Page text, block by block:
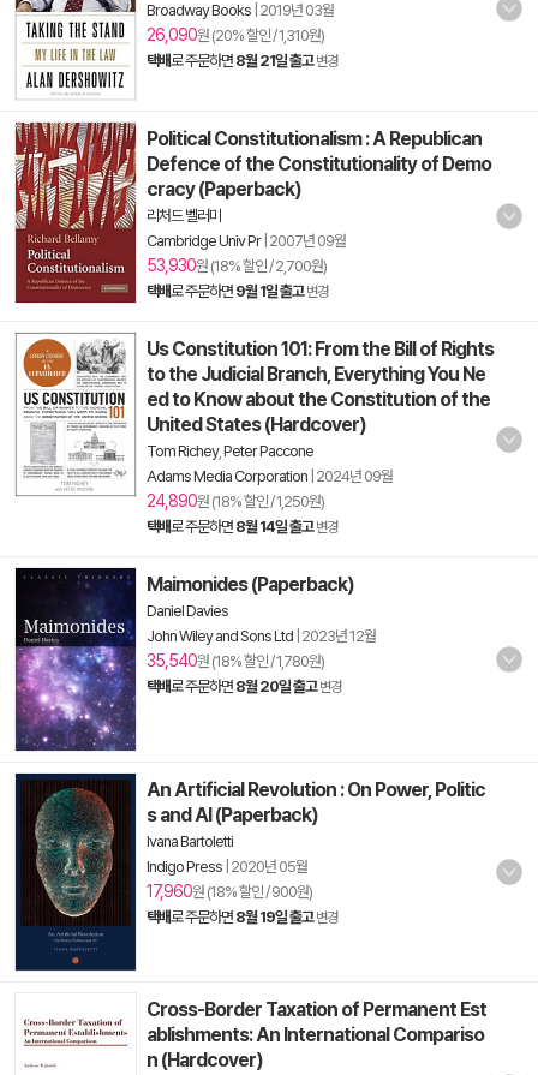
Broadway Books 2019년 03월
26,090원 (20% 할인 / 1,310원)
택배로 주문하면 8월 21일 출고 변경
Political Constitutionalism : A Republican
Defence of the Constitutionality of Demo
cracy (Paperback)
리처드 벨러미
Cambridge Univ Pr| 2007년 09월
53,930원 (18% 할인 / 2,700원)
택배로 주문하면 9월 1일 출고 변경
Us Constitution 101: From the Bill of Rights
to the Judicial Branch, Everything You Ne
ed to Know about the Constitution of the
United States (Hardcover)
Tom Richey, Peter Paccone
Adams Media Corporation 2024년 09월
24,890원 (18% 할인 / 1,250원)
택배로 주문하면 8월 14일 출고 변경
Maimonides (Paperback)
Daniel Davies
John Wiley and Sons Ltd 2023년 12월
35,540원 (18% 할인 / 1,780원)
택배로 주문하면 8월 20일 출고 변경
An Artificial Revolution : On Power, Politic
s and AI (Paperback)
Ivana Bartoletti
Indigo Press 2020년 05월
17,960원 (18% 할인 / 900원)
택배로 주문하면 8월 19일 출고 변경
Cross-Border Taxation of Permanent Est
ablishments: An International Compariso
n (Hardcover)